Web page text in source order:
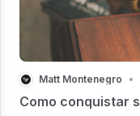
Matt Montenegro •
Como conquistar